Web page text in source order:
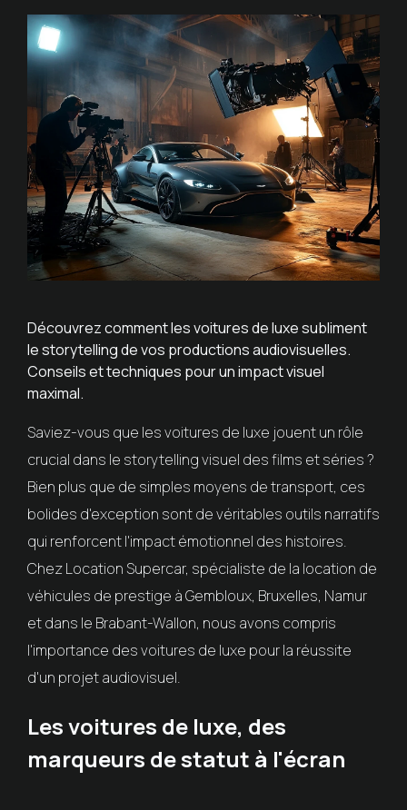
Découvrez comment les voitures de luxe subliment
le storytelling de vos productions audiovisuelles.
Conseils et techniques pour un impact visuel
maximal.
Saviez-vous que les voitures de luxe jouent un rôle
crucial dans le storytelling visuel des films et séries ?
Bien plus que de simples moyens de transport, ces
bolides d'exception sont de véritables outils narratifs
qui renforcent l'impact émotionnel des histoires.
Chez Location Supercar, spécialiste de la location de
véhicules de prestige à Gembloux, Bruxelles, Namur
et dans le Brabant-Wallon, nous avons compris
l'importance des voitures de luxe pour la réussite
d'un projet audiovisuel.
Les voitures de luxe, des
marqueurs de statut à l'écran